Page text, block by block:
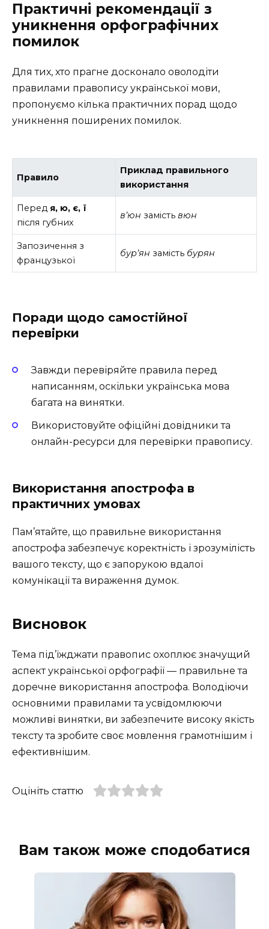
Практичні рекомендації з
уникнення орфографічних
помилок
Для тих, хто прагне досконало оволодіти
правилами правопису української мови,
пропонуємо кілька практичних порад щодо
уникнення поширених помилок.
Правило
Приклад правильного
використання
Перед я, ю, є, ї
після губних
в’юн замістьвюн
Запозичення з
французької
бур’ян замість бурян
Поради щодо самостійної
перевірки
Завжди перевіряйте правила перед
написанням, оскільки українська мова
багата на винятки.
Використовуйте офіційні довідники та
онлайн-ресурси для перевірки правопису.
Використання апострофа в
практичних умовах
Пам’ятайте, що правильне використання
апострофа забезпечує коректність і зрозумілість
вашого тексту, що є запорукою вдалої
комунікації та вираження думок.
Висновок
Тема під’їжджати правопис охоплює значущий
аспект української орфографії — правильне та
доречне використання апострофа. Володіючи
основними правилами та усвідомлюючи
можливі винятки, ви забезпечите високу якість
тексту та зробите своє мовлення грамотнішим і
ефективнішим.
Оцініть статтю
Вам також може сподобатися